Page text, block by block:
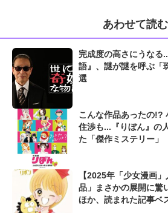
あわせて読む
完成度の高さにうなる
語』、謎が謎を呼ぶ「
選
こんな作品あったの!?
住渉も...『りぼん』の
た「傑作ミステリー」
【2025年「少女漫画
品」まさかの展開に驚
ほか、読まれた記事ベ